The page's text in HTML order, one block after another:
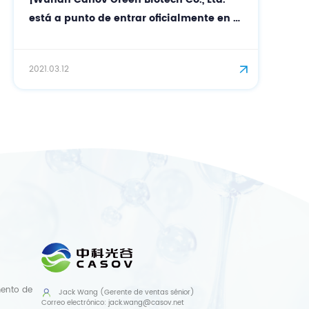
está a punto de entrar oficialmente en el
2021.03.12
de
Jack Wang (Gerente de ventas sénior)
Correo electrónico:jack.wang@casov.net